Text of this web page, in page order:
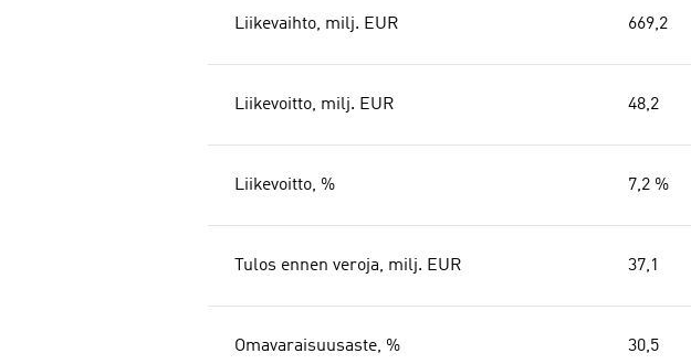
Liikevaihto, milj. EUR 669,2
Liikevoitto, milj. EUR 48,2
Liikevoitto, % 7,2 %
Tulos ennen veroja, milj. EUR 37,1
Omavaraisuusaste, % 30,5